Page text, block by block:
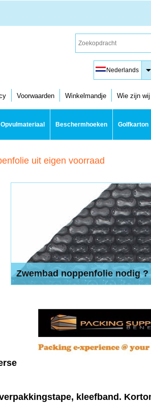
Nederlands
Voorwaarden Winkelmandje Wie zijn
Opvulmateriaal Beschermhoeken Golfkarton
uit eigen voorraad
Zwembad noppenfolie nodig ?
kleefband.